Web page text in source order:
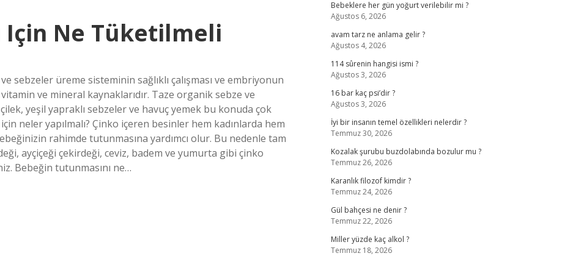
Için Ne Tüketilmeli
sebzeler üreme sisteminin sağlıklı çalışması ve embriyonun
ve mineral kaynaklarıdır. Taze organik sebze ve
yeşil yapraklı sebzeler ve havuç yemek bu konuda çok
neler yapılmalı? Çinko içeren besinler hem kadınlarda hem
rahimde tutunmasına yardımcı olur. Bu nedenle tam
ayçiçeği çekirdeği, ceviz, badem ve yumurta gibi çinko
Bebeğin tutunmasını ne…
Bebeklere her gün yoğurt verilebilir mi ?
Ağustos 6, 2026
avam tarz ne anlama gelir ?
Ağustos 4, 2026
114 sûrenin hangisi ismi ?
Ağustos 3, 2026
16 bar kaç psi’dir ?
Ağustos 3, 2026
İyi bir insanın temel özellikleri nelerdir ?
Temmuz 30, 2026
Kozalak şurubu buzdolabında bozulur mu ?
Temmuz 26, 2026
Karanlık filozof kimdir ?
Temmuz 24, 2026
Gül bahçesi ne denir ?
Temmuz 22, 2026
Miller yüzde kaç alkol ?
Temmuz 18, 2026